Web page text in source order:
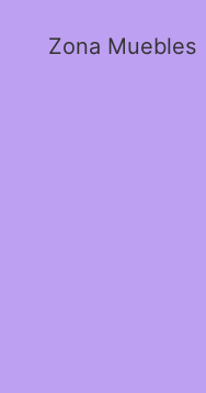
Zona Muebles